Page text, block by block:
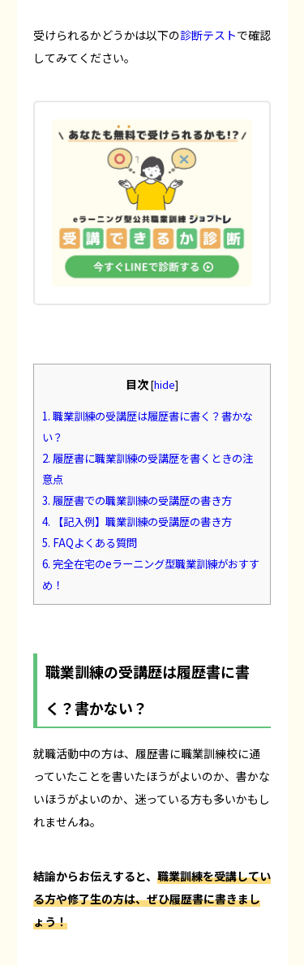
受けられるかどうかは以下の診断テストで確認
してみてください。
目次[hide]
1. 職業訓練の受講歴は履歴書に書く？書かな
い？
2. 履歴書に職業訓練の受講歴を書くときの注
意点
3. 履歴書での職業訓練の受講歴の書き方
4. 【記入例】職業訓練の受講歴の書き方
5. FAQよくある質問
6. 完全在宅のeラーニング型職業訓練がおすす
め！
職業訓練の受講歴は履歴書に書
く？書かない？
就職活動中の方は、履歴書に職業訓練校に通
っていたことを書いたほうがよいのか、書かな
いほうがよいのか、迷っている方も多いかもし
れませんね。
結論からお伝えすると、 職業訓練を受講してい
る方や修了生の方は、ぜひ履歴書に書きまし
ょう！